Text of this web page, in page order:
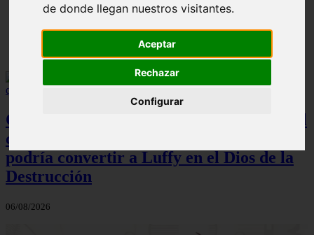
de donde llegan nuestros visitantes.
Aceptar
Rechazar
Configurar
One Piece: una nueva y alocada teoría del
capítulo 1190 sugiere que el Gear 5
podría convertir a Luffy en el Dios de la
Destrucción
06/08/2026